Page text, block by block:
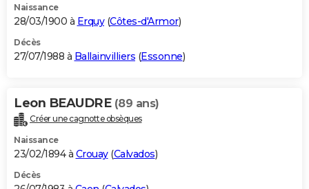
Naissance
28/03/1900 à Erquy(Côtes-d'Armor)
Décès
27/07/1988 à Ballainvilliers (Essonne)
Leon BEAUDRE (89 ans)
Créer une cagnotte obsèques
Naissance
23/02/1894 à Crouay(Calvados)
Décès